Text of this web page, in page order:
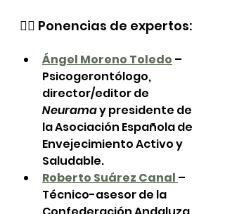
🧑‍⚕️ Ponencias de expertos:
Ángel Moreno Toledo –
Psicogerontólogo,
director/editor de
Neurama y presidente de
la Asociación Española de
Envejecimiento Activo y
Saludable.
Roberto Suárez Canal –
Técnico-asesor de la